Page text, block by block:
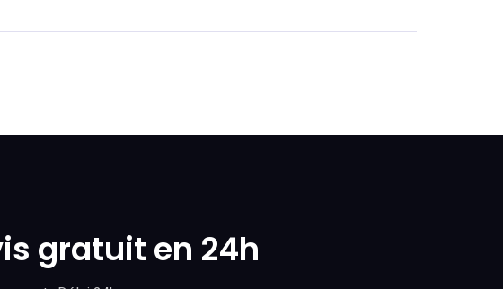
gratuit en 24h